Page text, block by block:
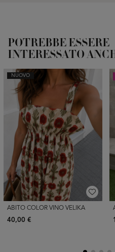
POTREBBE ESSERE
INTERESSATO
NUOVO
ABITO COLOR VINO VELIKA
40,00 €